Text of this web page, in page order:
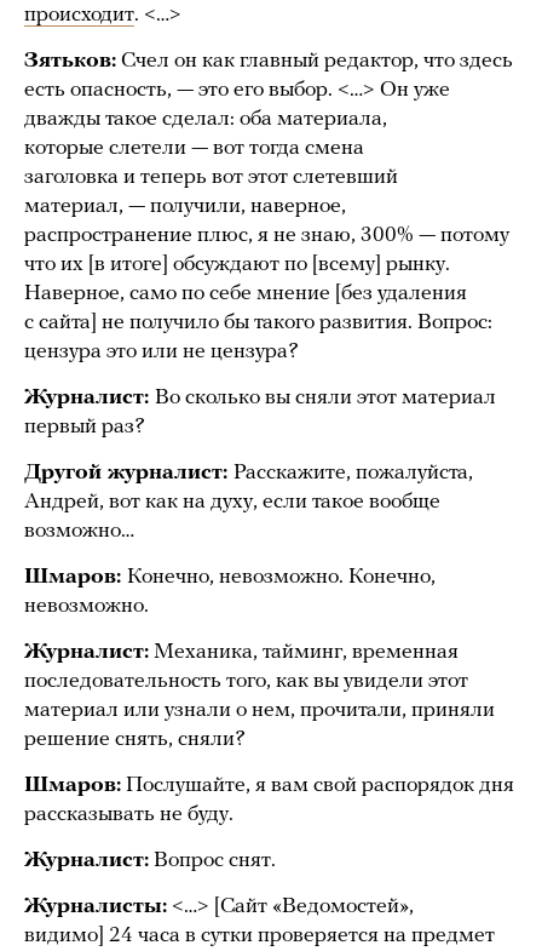
происходит. <…>
Зятьков: Счел он как главный редактор, что здесь
есть опасность, — это его выбор. <…> Он уже
дважды такое сделал: оба материала,
которые слетели — вот тогда смена
заголовка и теперь вот этот слетевший
материал, — получили, наверное,
распространение плюс, я не знаю, 300% — потому
что их [в итоге] обсуждают по [всему] рынку.
Наверное, само по себе мнение [без удаления
с сайта] не получило бы такого развития. Вопрос:
цензура это или не цензура?
Журналист: Во сколько вы сняли этот материал
первый раз?
Другой журналист: Расскажите, пожалуйста,
Андрей, вот как на духу, если такое вообще
возможно…
Шмаров: Конечно, невозможно. Конечно,
невозможно.
Журналист: Механика, тайминг, временная
последовательность того, как вы увидели этот
материал или узнали о нем, прочитали, приняли
решение снять, сняли?
Шмаров: Послушайте, я вам свой распорядок дня
рассказывать не буду.
Журналист: Вопрос снят.
Журналисты: <…> [Сайт «Ведомостей»,
видимо] 24 часа в сутки проверяется на предмет